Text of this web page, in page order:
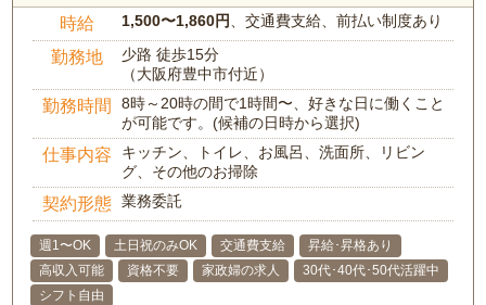
時給 1,500〜1,860円、交通費支給、前払い制度あり
勤務地
少路 徒歩15分
（大阪府豊中市付近）
勤務時間
8時～20時の間で1時間〜、好きな日に働くこと
が可能です。(候補の日時から選択)
仕事内容
キッチン、トイレ、お風呂、洗面所、リビン
グ、その他のお掃除
契約形態 業務委託
週1〜OK 土日祝のみOK 交通費支給
昇給･昇格あり
高収入可能
資格不要 家政婦の求人
30代･40代･50代活躍中
シフト自由